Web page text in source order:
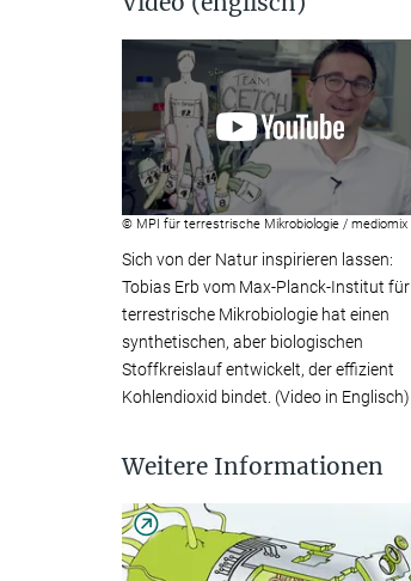
© MPI für terrestrische Mikrobiologie / mediomix
Sich von der Natur inspirieren lassen:
Tobias Erb vom Max-Planck-Institut für
terrestrische Mikrobiologie hat einen
synthetischen, aber biologischen
Stoffkreislauf entwickelt, der effizient
Kohlendioxid bindet. (Video in Englisch)
Weitere Informationen